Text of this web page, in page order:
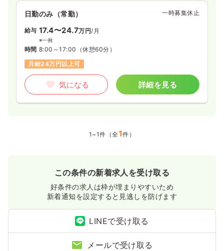
日勤のみ（常勤） 一時募集休止
給与 17.4〜24.7万円/月
※一例
時間 8:00～17:00 （休憩60分）
月給24万円以上可
気になる 詳細を見る
1~1件（全1件）
この条件の新着求人を受け取る
好条件の求人は枠が埋まりやすいため
新着通知を設定すると見逃しを防げます
LINEで受け取る
メールで受け取る